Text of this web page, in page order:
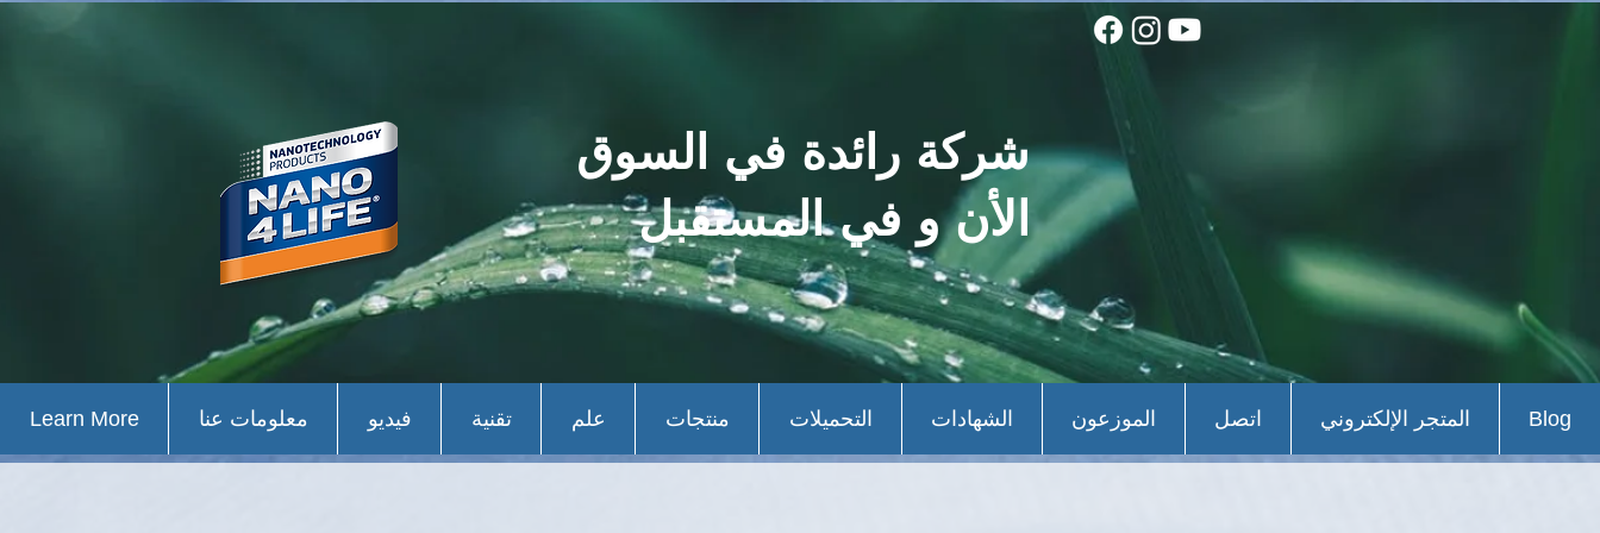
شركة رائدة في السوق
الأن و في المستقبل
Learn More معلومات عنا فيديو تقنية علم منتجات التحميلات الشهادات الموزعون اتصل المتجر الإلكتروني Blog